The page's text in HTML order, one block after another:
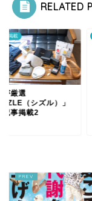
RELATED
ア掲載
が厳選
（シズル）」
記事掲載2